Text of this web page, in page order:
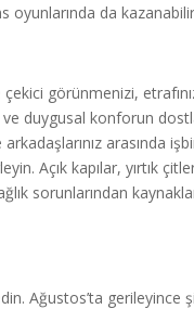
oyunlarında da
görünmenizi,
duygusal konforun
arasında
Açık kapılar, yırtık
sorunlarından
Ağustos’ta gerileyince